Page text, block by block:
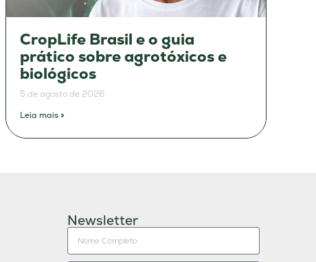
CropLife Brasil e o guia
prático sobre agrotóxicos e
biológicos
5 de agosto de 2026
Leia mais »
Newsletter